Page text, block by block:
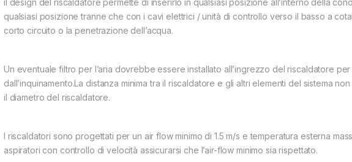
iI design del riscaldatore permette di inserirlo in qualsiasi posizione all’interno della
qualsiasi posizione tranne che con i cavi elettrici / unità di controllo verso il basso a
corto circuito o la penetrazione dell’acqua.
Un eventuale filtro per l’aria dovrebbe essere installato all’ingrezzo del riscaldatore
dall’inquinamento.La distanza minima tra il riscaldatore e gli altri elementi del sistema
il diametro del riscaldatore.
I riscaldatori sono progettati per un air flow minimo di 1.5 m/s e temperatura esterna
aspiratori con controllo di velocità assicurarsi che l’air-flow minimo sia rispettato.